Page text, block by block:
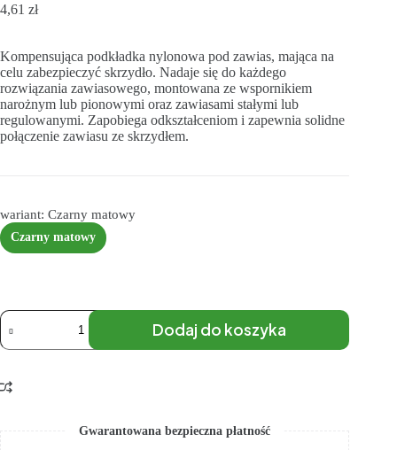
4,61 zł
Kompensująca podkładka nylonowa pod zawias, mająca na
celu zabezpieczyć skrzydło. Nadaje się do każdego
rozwiązania zawiasowego, montowana ze wspornikiem
narożnym lub pionowymi oraz zawiasami stałymi lub
regulowanymi. Zapobiega odkształceniom i zapewnia solidne
połączenie zawiasu ze skrzydłem.
wariant: Czarny matowy
Czarny matowy
Dodaj do koszyka
Gwarantowana bezpieczna płatność